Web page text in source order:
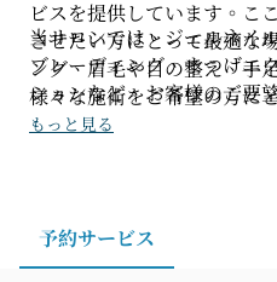
ビスを提供しています。こ
させたい方にとって最適な
ング、眉毛や目の整え、手
様々な施術をご希望の方に
やまつげエクステを予約す
当サロンでは、ジェルネイ
ブレーディング、まつげエ
ションなど、お客様のご要
をご提供しております。マ
ます。そうすることで、ネ
がより正確に施術時間と詳
もっと見る
予約サービス